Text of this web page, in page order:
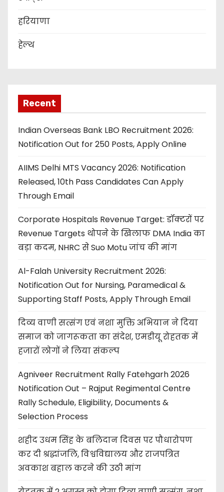
हरियाणा
हेल्थ
Recent
Indian Overseas Bank LBO Recruitment 2026:
Notification Out for 250 Posts, Apply Online
AIIMS Delhi MTS Vacancy 2026: Notification
Released, 10th Pass Candidates Can Apply
Through Email
Corporate Hospitals Revenue Target: डॉक्टरों पर
Revenue Targets थोपने के खिलाफ DMA India का
बड़ा कदम, NHRC से Suo Motu जांच की मांग
Al-Falah University Recruitment 2026:
Notification Out for Nursing, Paramedical &
Supporting Staff Posts, Apply Through Email
दिव्य वाणी सत्संग एवं नशा मुक्ति अभियान ने दिया
समाज को जागरूकता का संदेश, एमडीयू रोहतक में
हजारों लोगों ने लिया संकल्प
Agniveer Recruitment Rally Fatehgarh 2026
Notification Out – Rajput Regimental Centre
Rally Schedule, Eligibility, Documents &
Selection Process
शहीद उधम सिंह के बलिदान दिवस पर पौधारोपण
कर दी श्रद्धांजलि, विश्वविद्यालय और राजपत्रित
अवकाश बहाल करने की उठी मांग